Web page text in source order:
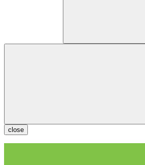
close